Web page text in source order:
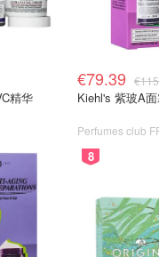
片来自于@bbc ，版权属于原作者
近居民还是难免有些担
的阴影记忆太深了。这
医院，不少当地居民一
翻出了当年的故事：当
实很多当地居民还送过
太紧张。所以从某种程
精华
€79.39
Kiehl's 紫玻A
Perfumes club
8